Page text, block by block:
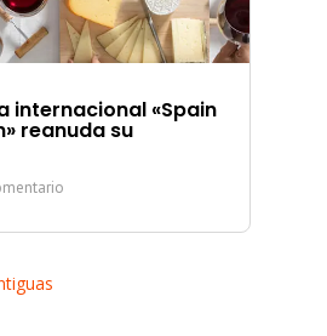
internacional «Spain
reanuda su